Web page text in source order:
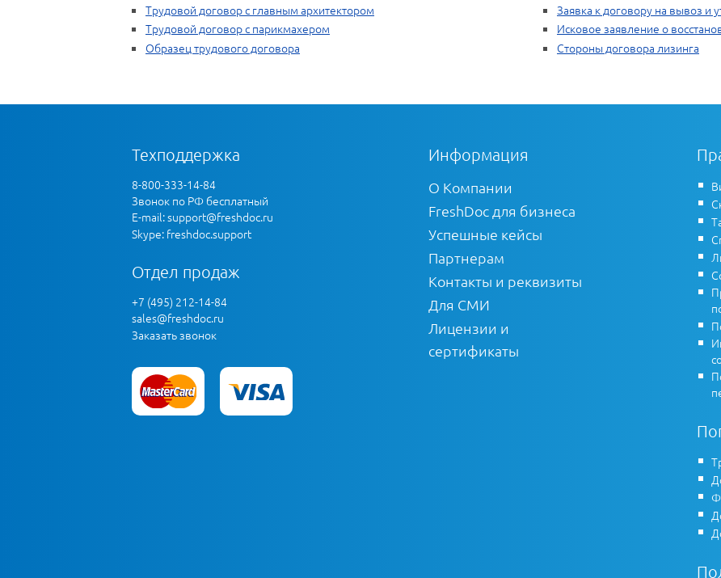
Трудовой договор с главным архитектором
Трудовой договор с парикмахером
Образец трудового договора
Заявка к договору на вывоз и
Исковое заявление о
Стороны договора лизинга
Техподдержка
8-800-333-14-84
Звонок по РФ бесплатный
E-mail:support@freshdoc.ru
Skype: freshdoc.support
Отдел продаж
+7 (495) 212-14-84
sales@freshdoc.ru
Заказать звонок
Информация
О Компании
FreshDoc для бизнеса
Успешные кейсы
Партнерам
Контакты и реквизиты
Для СМИ
Лицензии и
сертификаты